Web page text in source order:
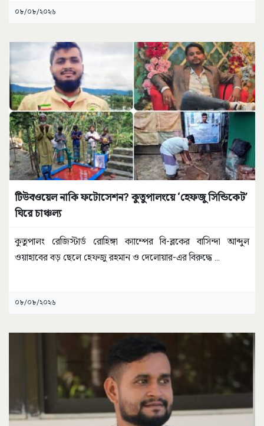
০৮/০৮/২০২৬
টিউবওয়েল নাকি ফটোসেশন? কুতুপালংয়ে ‘হেফজু সিন্ডিকেট’
ঘিরে চাঞ্চল্য
কুতুপালং রেজিস্টার্ড রোহিঙ্গা ক্যাম্পের বি-ব্লকের বাসিন্দা আব্দুল
ওয়াহাবের বড় ছেলে হেফজু রহমান ও দেলোয়ার-এর বিরুদ্ধে ...
০৮/০৮/২০২৬